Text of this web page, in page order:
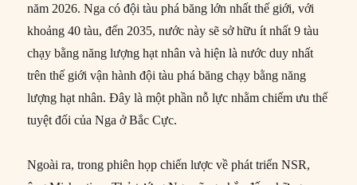
năm 2026. Nga có đội tàu phá băng lớn nhất thế giới, với
khoảng 40 tàu, đến 2035, nước này sẽ sở hữu ít nhất 9 tàu
chạy bằng năng lượng hạt nhân và hiện là nước duy nhất
trên thế giới vận hành đội tàu phá băng chạy bằng năng
lượng hạt nhân. Đây là một phần nỗ lực nhằm chiếm ưu thế
tuyệt đối của Nga ở Bắc Cực.
Ngoài ra, trong phiên họp chiến lược về phát triển NSR,